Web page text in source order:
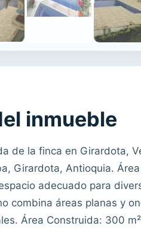
inmueble
de la finca en Girardota,
Girardota, Antioquia.
adecuado para
combina áreas planas y
Área Construida: 300